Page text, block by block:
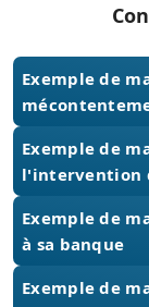
Exemple de
Exemple de
l'intervention
Exemple de
à sa banque
Exemple de